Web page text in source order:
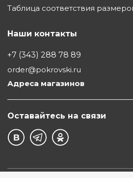
Таблица соответствия
Наши контакты
+7 (343) 288 78 89
order@pokrovski.ru
Адреса магазинов
Оставайтесь на связи